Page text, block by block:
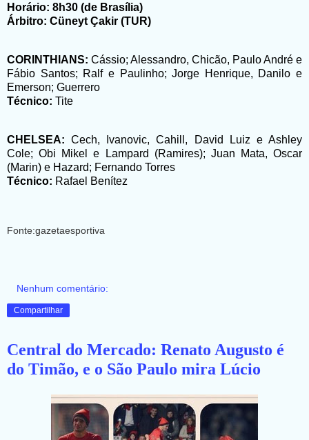
Horário: 8h30 (de Brasília)
Árbitro: Cüneyt Çakir (TUR)
CORINTHIANS: Cássio; Alessandro, Chicão, Paulo André e
Fábio Santos; Ralf e Paulinho; Jorge Henrique, Danilo e
Emerson; Guerrero
Técnico: Tite
CHELSEA: Cech, Ivanovic, Cahill, David Luiz e Ashley
Cole; Obi Mikel e Lampard (Ramires); Juan Mata, Oscar
(Marin) e Hazard; Fernando Torres
Técnico: Rafael Benítez
Fonte:gazetaesportiva
Nenhum comentário:
Compartilhar
Central do Mercado: Renato Augusto é
do Timão, e o São Paulo mira Lúcio